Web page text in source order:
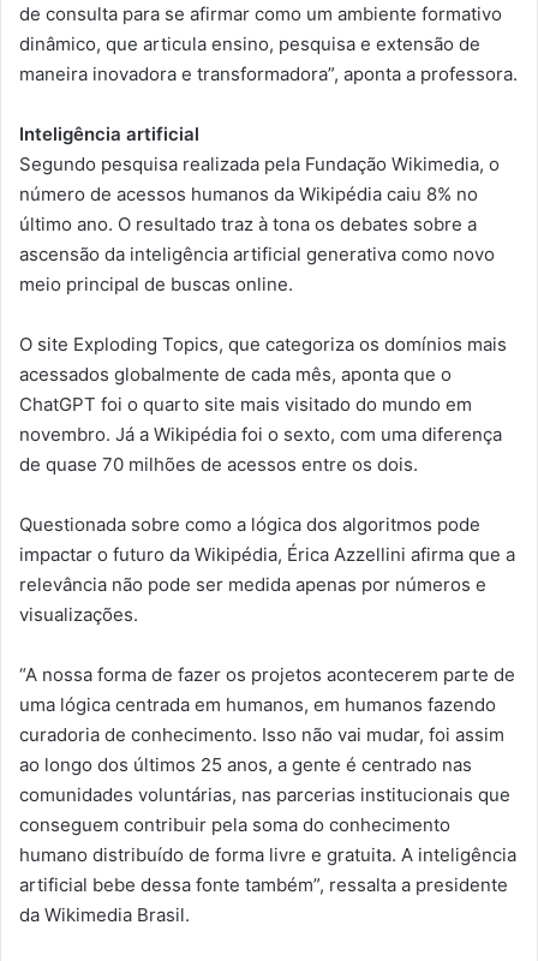
de consulta para se afirmar como um ambiente formativo
dinâmico, que articula ensino, pesquisa e extensão de
maneira inovadora e transformadora”, aponta a professora.
Inteligência artificial
Segundo pesquisa realizada pela Fundação Wikimedia, o
número de acessos humanos da Wikipédia caiu 8% no
último ano. O resultado traz à tona os debates sobre a
ascensão da inteligência artificial generativa como novo
meio principal de buscas online.
O site Exploding Topics, que categoriza os domínios mais
acessados globalmente de cada mês, aponta que o
ChatGPT foi o quarto site mais visitado do mundo em
novembro. Já a Wikipédia foi o sexto, com uma diferença
de quase 70 milhões de acessos entre os dois.
Questionada sobre como a lógica dos algoritmos pode
impactar o futuro da Wikipédia, Érica Azzellini afirma que a
relevância não pode ser medida apenas por números e
visualizações.
“A nossa forma de fazer os projetos acontecerem parte de
uma lógica centrada em humanos, em humanos fazendo
curadoria de conhecimento. Isso não vai mudar, foi assim
ao longo dos últimos 25 anos, a gente é centrado nas
comunidades voluntárias, nas parcerias institucionais que
conseguem contribuir pela soma do conhecimento
humano distribuído de forma livre e gratuita. A inteligência
artificial bebe dessa fonte também”, ressalta a presidente
da Wikimedia Brasil.